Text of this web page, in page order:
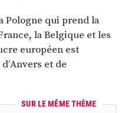
Pologne qui prend la
la Belgique et les
européen est
et de
SUR LE MÊME THÈME